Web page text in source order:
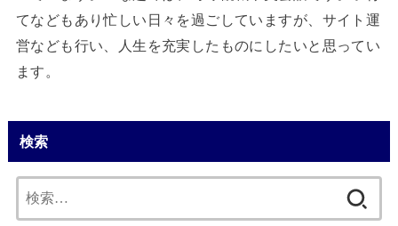
てなどもあり忙しい日々を過ごしていますが、サイト運
営なども行い、人生を充実したものにしたいと思ってい
ます。
検索
索: